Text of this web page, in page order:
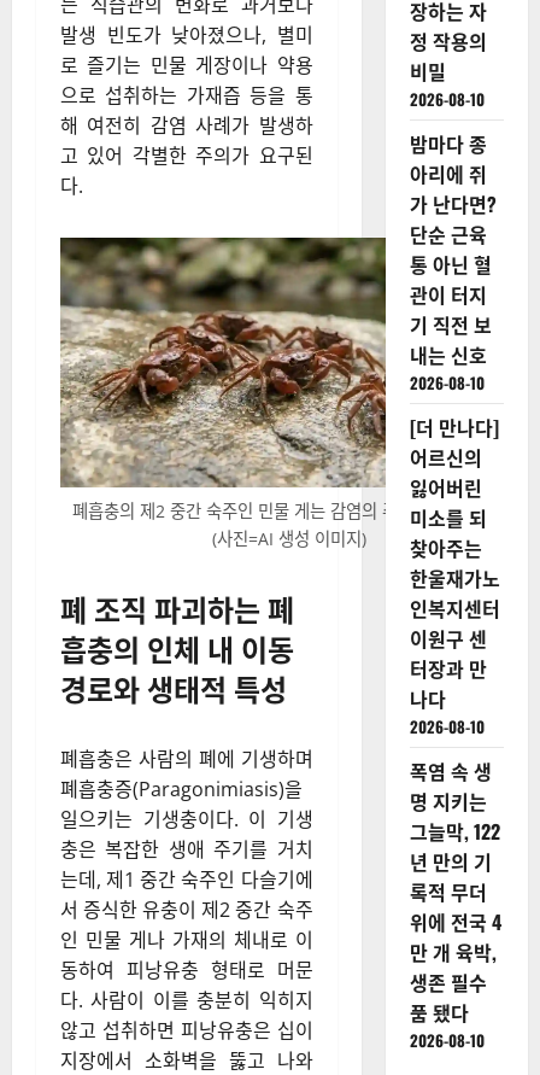
발생 빈도가 낮아졌으나, 별미
로 즐기는 민물 게장이나 약용
으로 섭취하는 가재즙 등을 통
해 여전히 감염 사례가 발생하
고 있어 각별한 주의가 요구된
다.
폐흡충의 제2 중간 숙주인 민물 게는 감염의 주요 원인이 된다.
(사진=AI 생성 이미지)
폐 조직 파괴하는 폐
흡충의 인체 내 이동
경로와 생태적 특성
폐흡충은 사람의 폐에 기생하며
폐흡충증(Paragonimiasis)을
일으키는 기생충이다. 이 기생
충은 복잡한 생애 주기를 거치
는데, 제1 중간 숙주인 다슬기에
서 증식한 유충이 제2 중간 숙주
인 민물 게나 가재의 체내로 이
동하여 피낭유충 형태로 머문
다. 사람이 이를 충분히 익히지
않고 섭취하면 피낭유충은 십이
지장에서 소화벽을 뚫고 나와
장하는 자
정 작용의
비밀
2026-08-10
밤마다 종
아리에 쥐
가 난다면?
단순 근육
통 아닌 혈
관이 터지
기 직전 보
내는 신호
2026-08-10
[더 만나다]
어르신의
잃어버린
미소를 되
찾아주는
한울재가노
인복지센터
이원구 센
터장과 만
나다
2026-08-10
폭염 속 생
명 지키는
그늘막, 122
년 만의 기
록적 무더
위에 전국 4
만 개 육박,
생존 필수
품 됐다
2026-08-10